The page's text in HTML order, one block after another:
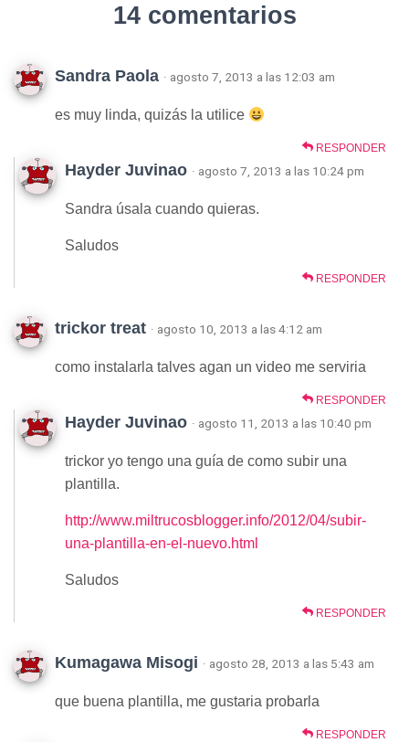
14 comentarios
Sandra Paola · agosto 7, 2013 a las 12:03 am
es muy linda, quizás la utilice
RESPONDER
Hayder Juvinao · agosto 7, 2013 a las 10:24 pm
Sandra úsala cuando quieras.
Saludos
RESPONDER
trickor treat · agosto 10, 2013 a las 4:12 am
como instalarla talves agan un video me serviria
RESPONDER
Hayder Juvinao · agosto 11, 2013 a las 10:40 pm
trickor yo tengo una guía de como subir una
plantilla.
http://www.miltrucosblogger.info/2012/04/subir-
una-plantilla-en-el-nuevo.html
Saludos
RESPONDER
Kumagawa Misogi · agosto 28, 2013 a las 5:43 am
que buena plantilla, me gustaria probarla
RESPONDER